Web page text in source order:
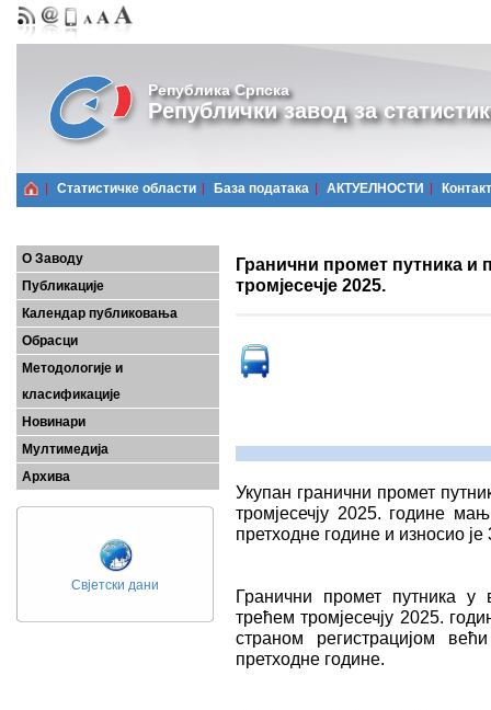
Република Српска
Републички завод за
Статистичке области Базa података АКТУЕЛНОСТИ Контакт
О Заводу
Публикације
Календар публиковања
Обрасци
Методологије и
класификације
Новинари
Мултимедија
Архива
Свјетски дани
Гранични промет путника и
тромјесечје 2025.
Укупан гранични промет
тромјесечју 2025. године
претходне године и износио
Гранични промет путника у
трећем тромјесечју 2025.
страном регистрацијом
претходне године.